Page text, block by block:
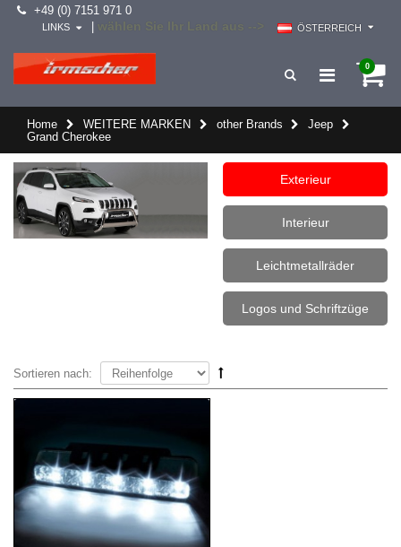
+49 (0) 7151 971 0
ÖSTERREICH
LINKS
0
Home WEITERE MARKEN other Brands
Jeep
Grand Cherokee
Exterieur
Interieur
Leichtmetallräder
Logos und Schriftzüge
Sortieren nach: